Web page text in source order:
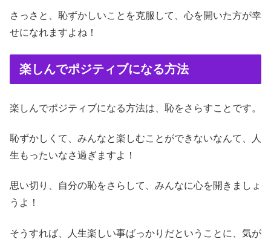
さっさと、恥ずかしいことを克服して、心を開いた方が幸
せになれますよね！
楽しんでポジティブになる方法
楽しんでポジティブになる方法は、恥をさらすことです。
恥ずかしくて、みんなと楽しむことができないなんて、人
生もったいなさ過ぎますよ！
思い切り、自分の恥をさらして、みんなに心を開きましょ
うよ！
そうすれば、人生楽しい事ばっかりだということに、気が